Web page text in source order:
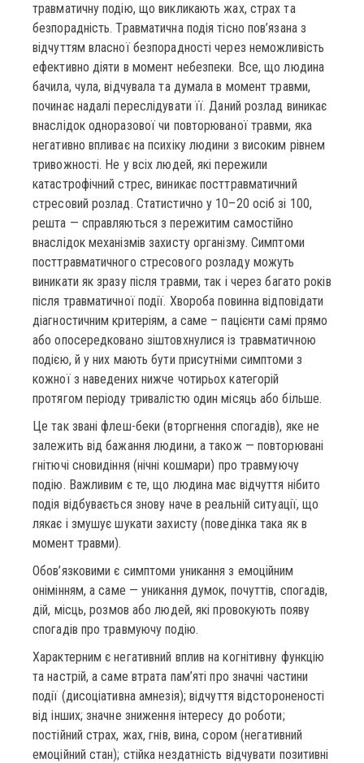
травматичну подію, що викликають жах, страх та
безпорадність. Травматична подія тісно пов’язана з
відчуттям власної безпорадності через неможливість
ефективно діяти в момент небезпеки. Все, що людина
бачила, чула, відчувала та думала в момент травми,
починає надалі переслідувати її. Даний розлад виникає
внаслідок одноразової чи повторюваної травми, яка
негативно впливає на психіку людини з високим рівнем
тривожності. Не у всіх людей, які пережили
катастрофічний стрес, виникає посттравматичний
стресовий розлад. Статистично у 10–20 осіб зі 100,
решта — справляються з пережитим самостійно
внаслідок механізмів захисту організму. Симптоми
посттравматичного стресового розладу можуть
виникати як зразу після травми, так і через багато років
після травматичної події. Хвороба повинна відповідати
діагностичним критеріям, а саме – пацієнти самі прямо
або опосередковано зіштовхнулися із травматичною
подією, й у них мають бути присутніми симптоми з
кожної з наведених нижче чотирьох категорій
протягом періоду тривалістю один місяць або більше.
Це так звані флеш-беки (вторгнення спогадів), яке не
залежить від бажання людини, а також — повторювані
гнітючі сновидіння (нічні кошмари) про травмуючу
подію. Важливим є те, що людина має відчуття нібито
подія відбувається знову наче в реальній ситуації, що
лякає і змушує шукати захисту (поведінка така як в
момент травми).
Обов’язковими є симптоми уникання з емоційним
онімінням, а саме — уникання думок, почуттів, спогадів,
дій, місць, розмов або людей, які провокують появу
спогадів про травмуючу подію.
Характерним є негативний вплив на когнітивну функцію
та настрій, а саме втрата пам’яті про значні частини
події (дисоціативна амнезія); відчуття відстороненості
від інших; значне зниження інтересу до роботи;
постійний страх, жах, гнів, вина, сором (негативний
емоційний стан); стійка нездатність відчувати позитивні